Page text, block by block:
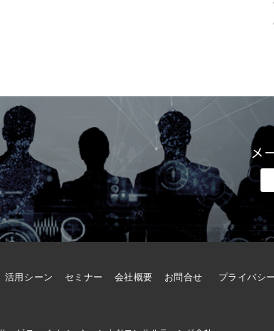
メ
活用シーン セミナー 会社概要 お問合せ プライバシ